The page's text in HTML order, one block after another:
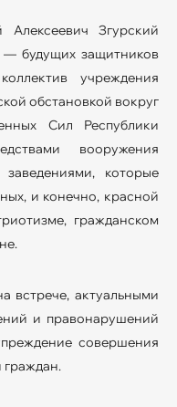
Згурский
— будущих защитников
учреждения
обстановкой вокруг
Сил Республики
вооружения
которые
и конечно, красной
гражданском
встрече, актуальными
и правонарушений
совершения
граждан.